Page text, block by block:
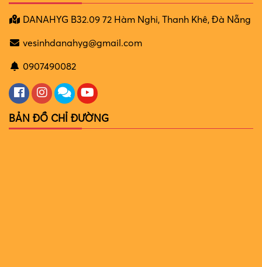
DANAHYG B32.09 72 Hàm Nghi, Thanh Khê, Đà Nẵng
vesinhdanahyg@gmail.com
0907490082
BẢN ĐỒ CHỈ ĐƯỜNG